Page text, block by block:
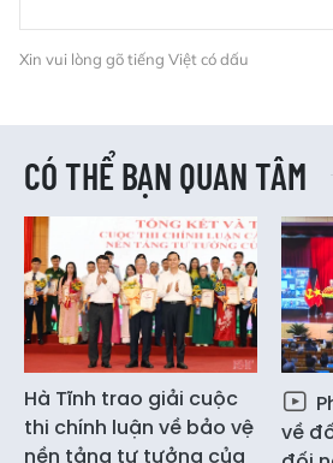
Xin vui lòng gõ tiếng Việt có dấu
CÓ THỂ BẠN QUAN TÂM
Hà Tĩnh trao giải cuộc
thi chính luận về bảo vệ
nền tảng tư tưởng của
về